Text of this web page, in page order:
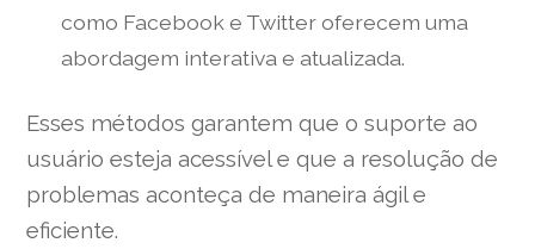
como Facebook e Twitter oferecem uma
abordagem interativa e atualizada.
Esses métodos garantem que o suporte ao
usuário esteja acessível e que a resolução de
problemas aconteça de maneira ágil e
eficiente.